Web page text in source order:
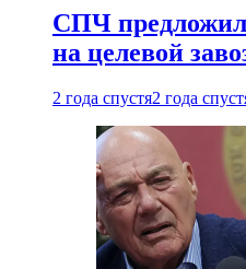
СПЧ
на целевой
2 года спустя2 года